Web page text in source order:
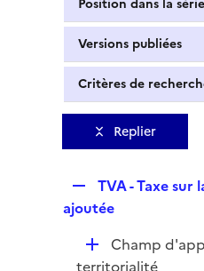
Position dans la
Versions publiées
Critères de
Replier
e
l
TVA - Taxe sur
ajoutée
D
é
Champ
territorialité